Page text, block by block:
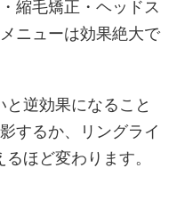
縮毛矯正・ヘッドス
ニューは効果絶大で
逆効果になること
するか、リングライ
ほど変わります。